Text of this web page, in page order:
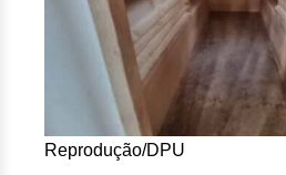
Reprodução/DPU